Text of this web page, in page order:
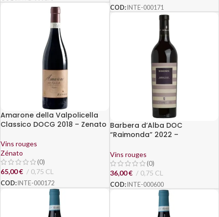
COD: INTE-000171
Amarone della Valpolicella
Classico DOCG 2018 – Zenato
Vins rouges
Zénato
(0)
65,00€ 0,75 CL
COD: INTE-000172
Barbera d’Alba DOC
“Raimonda” 2022 –
Vins rouges
(0)
36,00€ 0,75 CL
COD: INTE-000600